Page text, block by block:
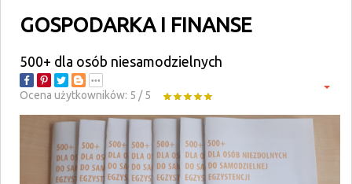
GOSPODARKA I FINANSE
500+ dla osób niesamodzielnych
Ocena użytkowników: 5 /5